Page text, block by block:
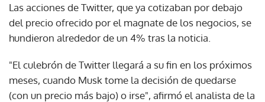
Las acciones de Twitter, que ya cotizaban por debajo
del precio ofrecido por el magnate de los negocios, se
hundieron alrededor de un 4% tras la noticia.
"El culebrón de Twitter llegará a su fin en los próximos
meses, cuando Musk tome la decisión de quedarse
(con un precio más bajo) o irse", afirmó el analista de la